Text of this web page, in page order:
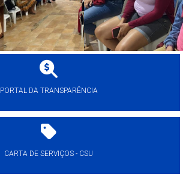
PORTAL DA TRANSPARÊNCIA
CARTA DE SERVIÇOS - CSU